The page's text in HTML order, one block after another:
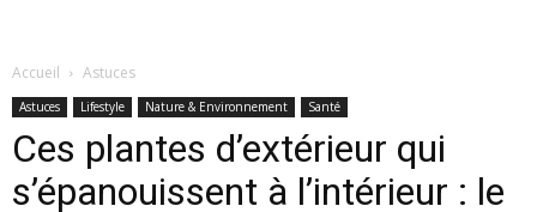
Accueil Astuces
Astuces Lifestyle Nature & Environnement Santé
Ces plantes d’extérieur qui
s’épanouissent à l’intérieur : le